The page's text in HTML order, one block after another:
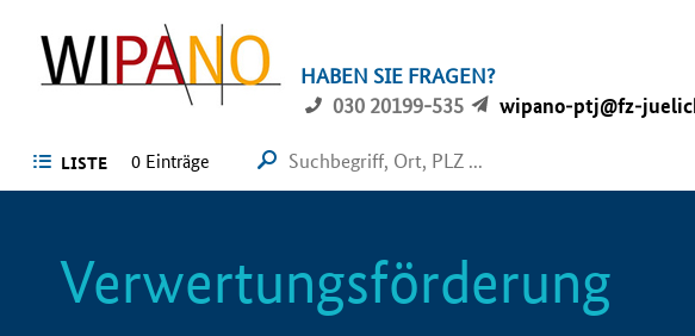
HABEN SIE FRAGEN?
030 20199-535
wipano-ptj@fz-
LISTE 0 Einträge
Verwertungsförderung